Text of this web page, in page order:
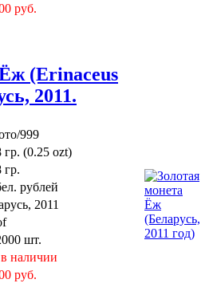
руб.
(Erinaceus
2011.
999
гр. (0.25 ozt)
гр.
рублей
2011
шт.
наличии
руб.